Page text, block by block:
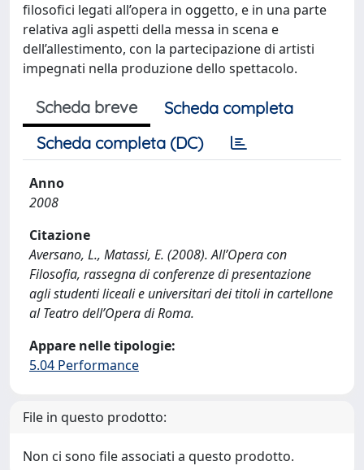
filosofici legati all’opera in oggetto, e in una parte
relativa agli aspetti della messa in scena e
dell’allestimento, con la partecipazione di artisti
impegnati nella produzione dello spettacolo.
Scheda breve
Scheda completa
Scheda completa (DC)
Anno
2008
Citazione
Aversano, L., Matassi, E. (2008). All’Opera con
Filosofia, rassegna di conferenze di presentazione
agli studenti liceali e universitari dei titoli in cartellone
al Teatro dell’Opera di Roma.
Appare nelle tipologie:
5.04 Performance
File in questo prodotto:
Non ci sono file associati a questo prodotto.